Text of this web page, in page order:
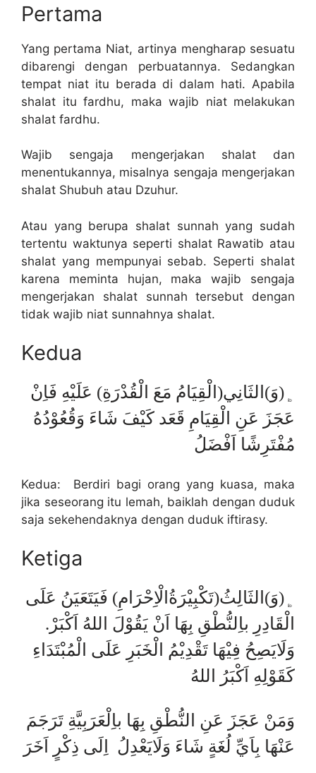
Pertama
Yang pertama Niat, artinya mengharap sesuatu
dibarengi dengan perbuatannya. Sedangkan
tempat niat itu berada di dalam hati. Apabila
shalat itu fardhu, maka wajib niat melakukan
shalat fardhu.
Wajib sengaja mengerjakan shalat dan
menentukannya, misalnya sengaja mengerjakan
shalat Shubuh atau Dzuhur.
Atau yang berupa shalat sunnah yang sudah
tertentu waktunya seperti shalat Rawatib atau
shalat yang mempunyai sebab. Seperti shalat
karena meminta hujan, maka wajib sengaja
mengerjakan shalat sunnah tersebut dengan
tidak wajib niat sunnahnya shalat.
Kedua
﯁(وَ)الثَانِي(الْقِيَامُ مَعَ الْقُدْرَةِ) عَلَيْهِ فَاِنْ
عَجَزَ عَنِ الْقِيَامِ قَعَد كَيْفَ شَاءَ وَقُعُوْدُهُ
مُفْتَرِشًا اَفْضَلُ
Kedua: Berdiri bagi orang yang kuasa, maka
jika seseorang itu lemah, baiklah dengan duduk
saja sekehendaknya dengan duduk iftirasy.
Ketiga
﯁(وَ)الثَالِثُ(تَكْبِيْرَةُالْاِحْرَامِ) فَيَتَعَيَنُ عَلَى
الْقَادِرِ باِلنُّطْقِ بِهَا اَنْ يَقُوْلَ اللهُ اَكْبَرْ.
وَلَايَصِحُ فِيْهَا تَقْدِيْمُ الْخَبَرِ عَلَى الْمُبْتَدَاءِ
كَقَوْلِهِ اَكْبَرُ اللهُ
وَمَنْ عَجَزَ عَنِ النُّطْقِ بِهَا باِلْعَرَبِيَّةِ تَرَجَمَ
عَنْهَا بِاَيِّ لُغَةٍ شَاءَ وَلَايَعْدِلُ اِلَى ذِكْرٍ اَخَرَ